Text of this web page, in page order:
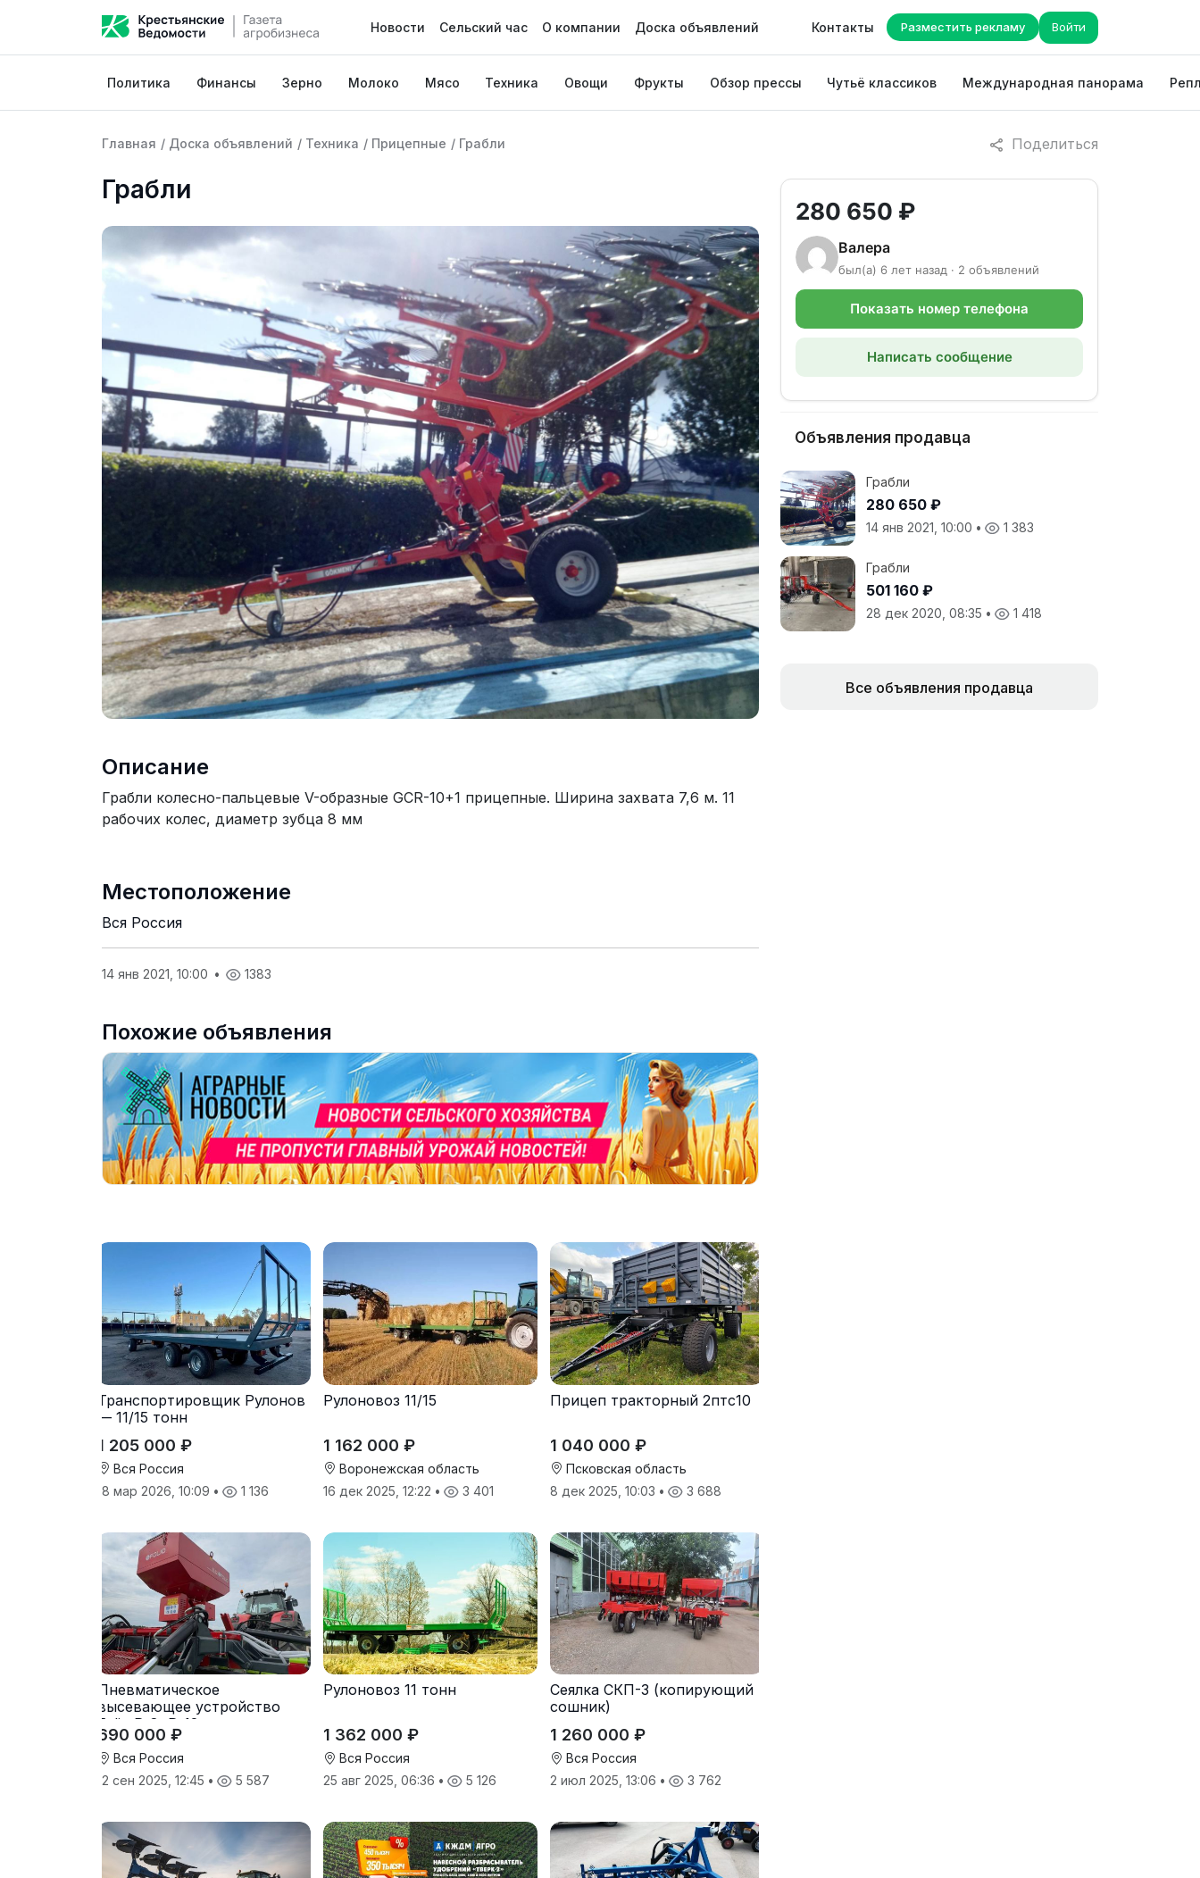
Новости Сельский час О компании Доска объявлений Контакты Разместить рекламу Войти
Политика Финансы Зерно Молоко Мясо Техника Овощи Фрукты Обзор прессы Чутьё классиков Международная панорама
Поделиться
Главная / Доска объявлений / Техника / Прицепные / Грабли
Грабли
Описание
Грабли колесно-пальцевые V-образные GCR-10+1 прицепные. Ширина захвата 7,6 м. 11
рабочих колес, диаметр зубца 8 мм
Местоположение
Вся Россия
14 янв 2021, 10:00 • 1383
Похожие объявления
Транспортировщик Рулонов
— 11/15 тонн
1 205 000 ₽
Вся Россия
18 мар 2026, 10:09 • 1 136
Рулоновоз 11/15
1 162 000 ₽
Воронежская область
16 дек 2025, 12:22 • 3 401
Прицеп тракторный 2птс10
1 040 000 ₽
Псковская область
8 дек 2025, 10:03 • 3 688
Пневматическое
высевающее устройство
Folio R-8, R-12
690 000 ₽
Вся Россия
12 сен 2025, 12:45 • 5 587
Рулоновоз 11 тонн
1 362 000 ₽
Вся Россия
25 авг 2025, 06:36 • 5 126
Сеялка СКП-3 (копирующий
сошник)
1 260 000 ₽
Вся Россия
2 июл 2025, 13:06 • 3 762
280 650 ₽
Валера
был(а) 6 лет назад · 2 объявлений
Показать номер телефона
Написать сообщение
Объявления продавца
Грабли
280 650 ₽
14 янв 2021, 10:00 • 1 383
Грабли
501 160 ₽
28 дек 2020, 08:35 • 1 418
Все объявления продавца